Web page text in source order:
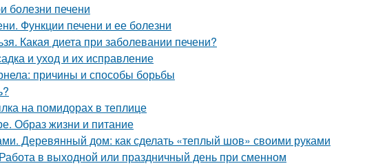
болезни печени
Функции печени и ее болезни
Какая диета при заболевании печени?
и уход и их исправление
причины и способы борьбы
на помидорах в теплице
Образ жизни и питание
Деревянный дом: как сделать «теплый шов» своими руками
в выходной или праздничный день при сменном